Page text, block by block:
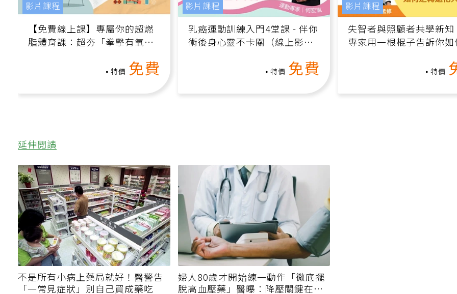
【免費線上課】專屬你的超燃
脂體育課：超夯「拳擊有氧」
高壓族在家釋放壓力無負擔
免費
影片課程
乳癌運動訓練入門4堂課 - 伴你
術後身心靈不卡關（線上影音
免費
影片課程
失智者與照顧者共學新知
專家用一根棍子告訴你如
轉退化大腦（線上影音
影片課程
延伸閱讀
不是所有小病上藥局就好！醫警告
婦人80歲才開始練一動作「徹底擺